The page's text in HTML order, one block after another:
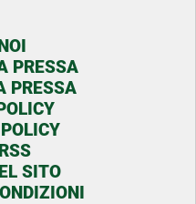
PRESSA
PRESSA
SITO